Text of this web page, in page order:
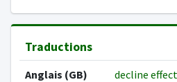
Traductions
Anglais (GB)
decline effect